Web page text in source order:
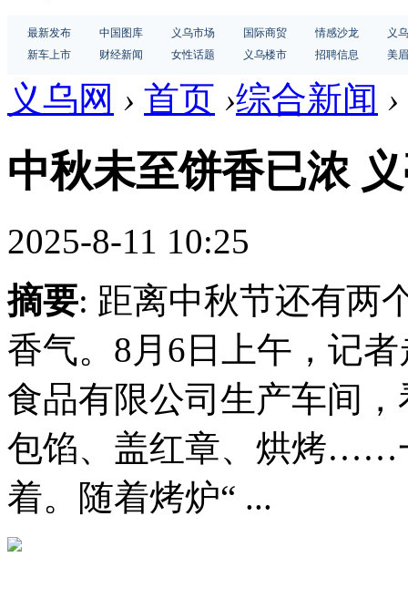
最新发布 中国图库 义乌市场 国际商贸 情感沙龙
义
新车上市
财经新闻 女性话题 义乌楼市 招聘信息 美
义乌网 › 首页 ›综合新闻 ›
中秋未至饼香已浓
2025-8-11 10:25
摘要: 距离中秋节还有两
香气。8月6日上午，记
食品有限公司生产车间
包馅、盖红章、烘烤……
着。随着烤炉“ ...